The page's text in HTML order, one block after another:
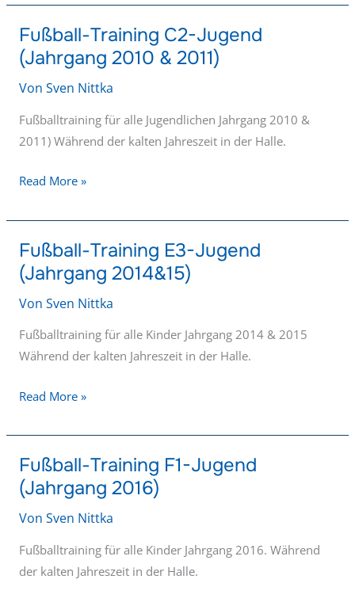
Fußball-Training C2-Jugend
(Jahrgang 2010 & 2011)
Von Sven Nittka
Fußballtraining für alle Jugendlichen Jahrgang 2010 &
2011) Während der kalten Jahreszeit in der Halle.
Fußball-
Training
Jugend
(Jahrgang
2010
2011)
Read More »
Fußball-Training E3-Jugend
(Jahrgang 2014&15)
Von Sven Nittka
Fußballtraining für alle Kinder Jahrgang 2014 & 2015
Während der kalten Jahreszeit in der Halle.
Fußball-
Training
Jugend
(Jahrgang
2014&15)
Read More »
Fußball-Training F1-Jugend
(Jahrgang 2016)
Von Sven Nittka
Fußballtraining für alle Kinder Jahrgang 2016. Während
der kalten Jahreszeit in der Halle.
Fußball-
Training
Jugend
(Jahrgang
2016)